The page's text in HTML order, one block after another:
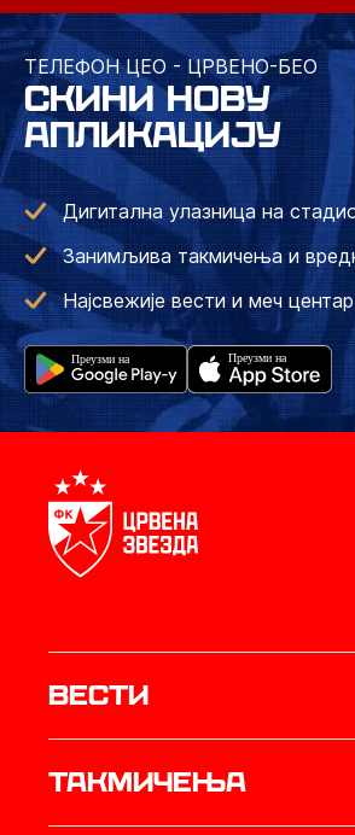
ТЕЛЕФОН ЦЕО - ЦРВЕНО-БЕО
СКИНИ НОВУ
АПЛИКАЦИЈУ
Дигитална улазница на
Занимљива такмичења и
Најсвежије вести и меч центар
Вести
Такмичења